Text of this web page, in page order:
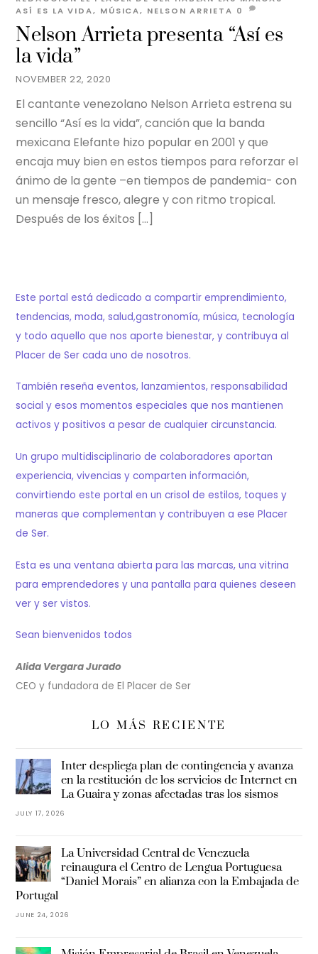
NOVEMBER 22, 2020
Nelson Arrieta presenta “Así es
la vida”
ASÍ ES LA VIDA, MÚSICA, NELSON ARRIETA 0
El cantante venezolano Nelson Arrieta estrena su
sencillo “Así es la vida”, canción que la banda
mexicana Elefante hizo popular en 2001 y que
encaja muy bien en estos tiempos para reforzar el
ánimo de la gente –en tiempos de pandemia- con
un mensaje fresco, alegre y con ritmo tropical.
Después de los éxitos […]
Este portal está dedicado a compartir emprendimiento,
tendencias, moda, salud,gastronomía, música, tecnología
y todo aquello que nos aporte bienestar, y contribuya al
Placer de Ser cada uno de nosotros.
También reseña eventos, lanzamientos, responsabilidad
social y esos momentos especiales que nos mantienen
activos y positivos a pesar de cualquier circunstancia.
Un grupo multidisciplinario de colaboradores aportan
experiencia, vivencias y comparten información,
convirtiendo este portal en un crisol de estilos, toques y
maneras que complementan y contribuyen a ese Placer
de Ser.
Esta es una ventana abierta para las marcas, una vitrina
para emprendedores y una pantalla para quienes deseen
ver y ser vistos.
Sean bienvenidos todos
Alida Vergara Jurado
CEO y fundadora de El Placer de Ser
LO MÁS RECIENTE
Inter despliega plan de contingencia y avanza
en la restitución de los servicios de Internet en
La Guaira y zonas afectadas tras los sismos
JULY 17, 2026
La Universidad Central de Venezuela
reinaugura el Centro de Lengua Portuguesa
“Daniel Morais” en alianza con la Embajada de
Portugal
JUNE 24, 2026